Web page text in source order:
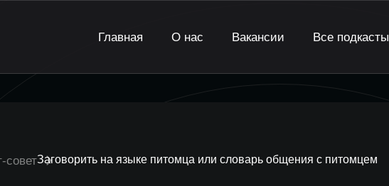
Главная О нас Вакансии Все подкасты
советЗаговорить на языке питомца или словарь общения с питомцем